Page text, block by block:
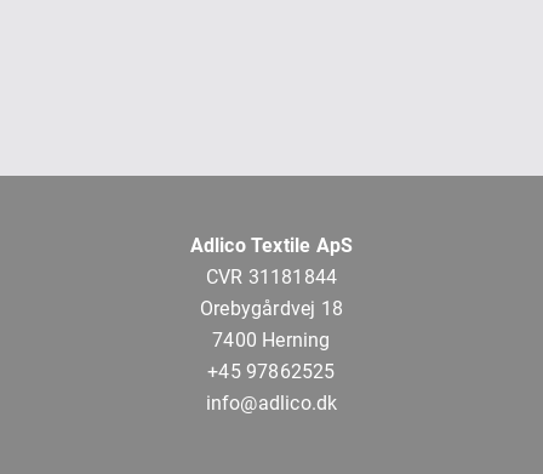
Adlico Textile ApS
CVR 31181844
Orebygårdvej 18
7400 Herning
+45 97862525
info@adlico.dk